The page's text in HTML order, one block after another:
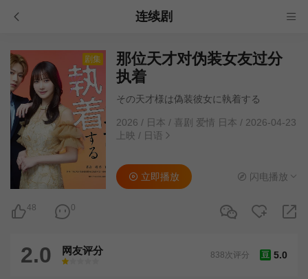
连续剧
剧集
那位天才对伪装女友过分
执着
その天才様は偽装彼女に執着する
2026 / 日本 / 喜剧 爱情 日本 / 2026-04-23
上映 / 日语
48 0
立即播放 闪电播放
2.0 网友评分
很差
较差还行推荐
力荐
豆 5.0
838次评分